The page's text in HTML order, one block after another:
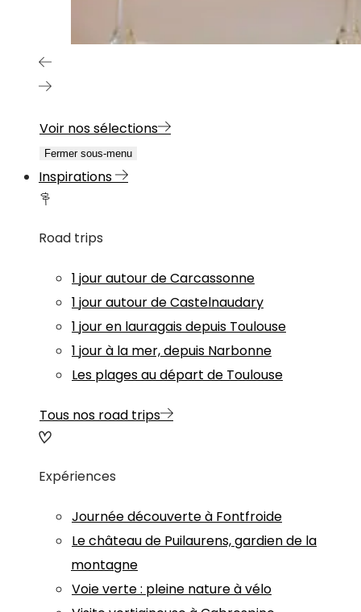
Voir nos sélections
Fermer sous-menu
Inspirations
Road trips
1 jour autour de Carcassonne
1 jour autour de Castelnaudary
1 jour en lauragais depuis Toulouse
1 jour à la mer, depuis Narbonne
Les plages au départ de Toulouse
Tous nos road trips
Expériences
Journée découverte à Fontfroide
Le château de Puilaurens, gardien de la
montagne
Voie verte : pleine nature à vélo